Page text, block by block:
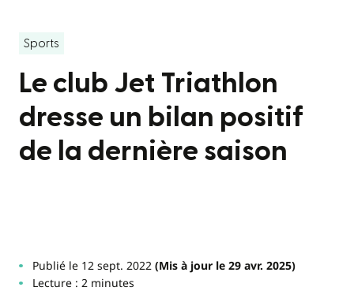
Sports
Le club Jet Triathlon
dresse un bilan positif
de la dernière saison
Publié le 12 sept. 2022(Mis à jour le 29 avr. 2025)
Lecture : 2 minutes